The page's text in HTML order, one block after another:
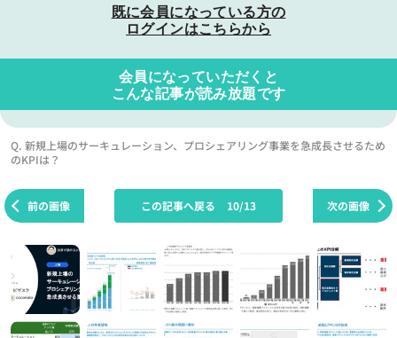
既に会員になっている方の
ログインはこちらから
会員になっていただくと
こんな記事が読み放題です
Q. 新規上場のサーキュレーション、プロシェアリング事業を急成長させるため
のKPIは？
前の画像 次の画像
この記事へ戻る 10/13